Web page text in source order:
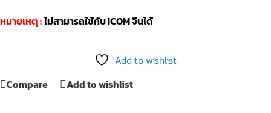
หมายเหตุ :ไม่สามารถใช้กับ ICOM จีนได้
Add to wishlist
Compare
Add to wishlist